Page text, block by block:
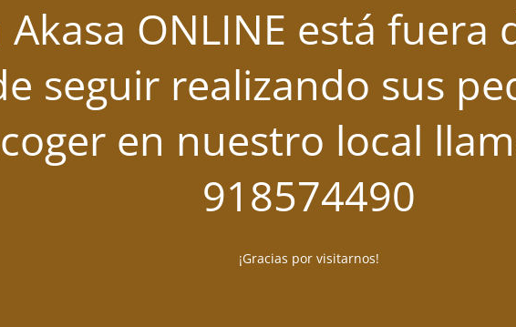
ONLINE está fuera
seguir realizando sus
en nuestro local
918574490
¡Gracias por visitarnos!